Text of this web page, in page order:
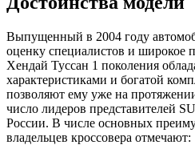
Выпущенный в 2004 году
оценку специалистов и широкое
Хендай Туссан 1 поколения
характеристиками и богатой
позволяют ему уже на
число лидеров представителей
России. В числе основных
владельцев кроссовера отмечают: